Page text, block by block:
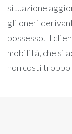
situazione
gli oneri
possesso. Il
mobilità, che si
non costi troppo